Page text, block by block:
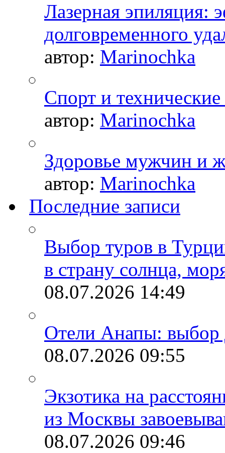
Лазерная эпиляция:
долговременного
автор: Marinochka
Спорт и
автор: Marinochka
Здоровье мужчин и
автор: Marinochka
Последние записи
Выбор туров в
в страну солнца,
08.07.2026 14:49
Отели Анапы: выбор
08.07.2026 09:55
Экзотика на
из Москвы
08.07.2026 09:46